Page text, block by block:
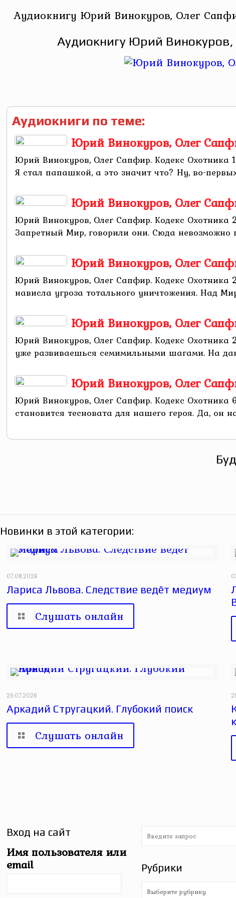
Аудиокнигу Юрий Винокуров, Олег
Аудиокнигу Юрий Винокуров,
Аудиокниги по теме:
Юрий Винокуров, Олег
Юрий Винокуров, Олег Сапфир. Кодекс Охотника
Я стал папашкой, а это значит что? Ну, во-
Юрий Винокуров, Олег
Юрий Винокуров, Олег Сапфир. Кодекс
Запретный Мир, говорили они. Сюда невозможно
Юрий Винокуров, Олег
Юрий Винокуров, Олег Сапфир. Кодекс
нависла угроза тотального уничтожения. Над
Юрий Винокуров, Олег
Юрий Винокуров, Олег Сапфир. Кодекс
уже развиваешься семимильными шагами. На
Юрий Винокуров, Олег
Юрий Винокуров, Олег Сапфир. Кодекс Охотника
становится тесновата для нашего героя. Да, он
Новинки в этой категории:
07.08.2026
Лариса Львова. Следствие ведёт медиум
Слушать онлайн
29.07.2026
Аркадий Стругацкий. Глубокий поиск
Слушать онлайн
Вход на сайт
Имя пользователя или
email Рубрики
Рубрики